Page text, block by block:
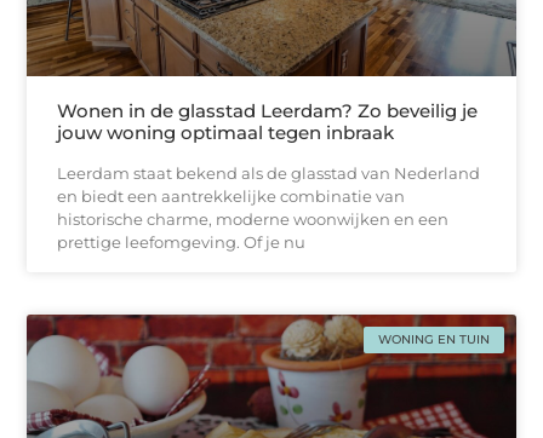
Wonen in de glasstad Leerdam? Zo beveilig je
jouw woning optimaal tegen inbraak
Leerdam staat bekend als de glasstad van Nederland
en biedt een aantrekkelijke combinatie van
historische charme, moderne woonwijken en een
prettige leefomgeving. Of je nu
WONING EN TUIN